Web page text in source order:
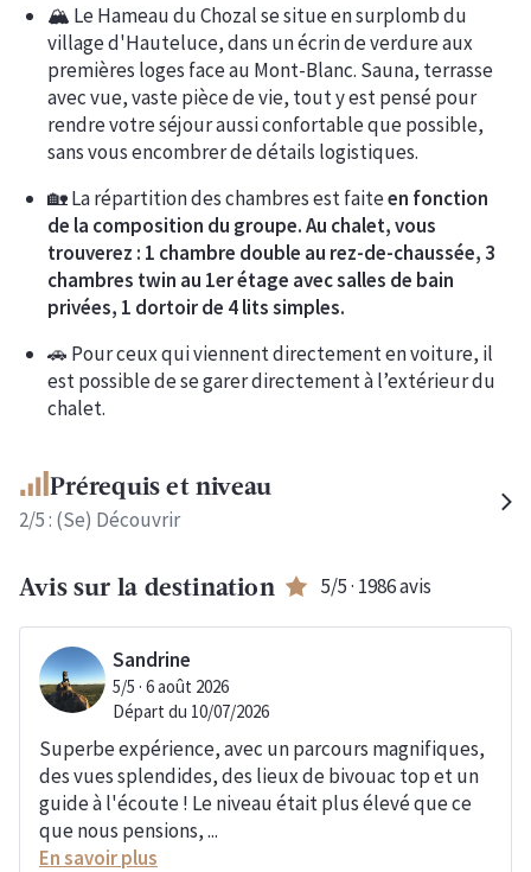
🏔️ Le Hameau du Chozal se situe en surplomb du
village d'Hauteluce, dans un écrin de verdure aux
premières loges face au Mont-Blanc. Sauna, terrasse
avec vue, vaste pièce de vie, tout y est pensé pour
rendre votre séjour aussi confortable que possible,
sans vous encombrer de détails logistiques.
🏡 La répartition des chambres est faiteen fonction
de la composition du groupe. Au chalet, vous
trouverez : 1 chambre double au rez-de-chaussée, 3
chambres twin au 1er étage avec salles de bain
privées, 1 dortoir de 4 lits simples.
🚗 Pour ceux qui viennent directement en voiture, il
est possible de se garer directement à l’extérieur du
chalet.
Prérequis et niveau
2/5 : (Se) Découvrir
Avis sur la destination 5/5 · 1986avis
Sandrine
5/5 · 6 août 2026
Départ du 10/07/2026
Superbe expérience, avec un parcours magnifiques,
des vues splendides, des lieux de bivouac top et un
guide à l'écoute ! Le niveau était plus élevé que ce
que nous pensions, ...
En savoir plus